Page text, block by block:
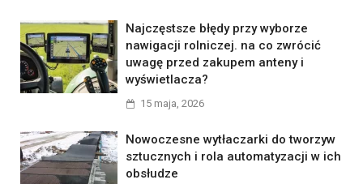
Najczęstsze błędy przy wyborze
nawigacji rolniczej. na co zwrócić
uwagę przed zakupem anteny i
wyświetlacza?
15 maja, 2026
Nowoczesne wytłaczarki do tworzyw
sztucznych i rola automatyzacji w ich
obsłudze